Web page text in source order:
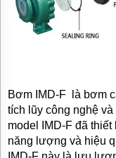
Bơm IMD-F là bơm
tích lũy công nghệ
model IMD-F đã
năng lượng và hiệu